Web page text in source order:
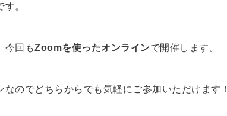
。
今回もZoomを使ったオンラインで開催します。
なのでどちらからでも気軽にご参加いただけます！